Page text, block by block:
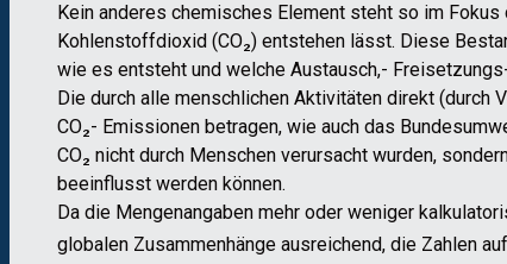
Kein anderes chemisches Element steht so im
Kohlenstoffdioxid (CO₂) entstehen lässt. Diese
wie es entsteht und welche Austausch,-
Die durch alle menschlichen Aktivitäten direkt
CO₂- Emissionen betragen, wie auch das
CO₂ nicht durch Menschen verursacht wurden,
beeinflusst werden können.
Da die Mengenangaben mehr oder weniger
globalen Zusammenhänge ausreichend, die Zahlen